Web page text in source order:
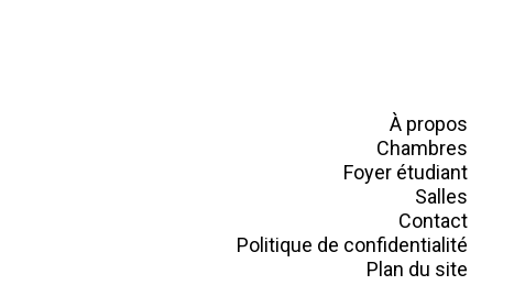
À propos
Chambres
Foyer étudiant
Salles
Contact
Politique de confidentialité
Plan du site